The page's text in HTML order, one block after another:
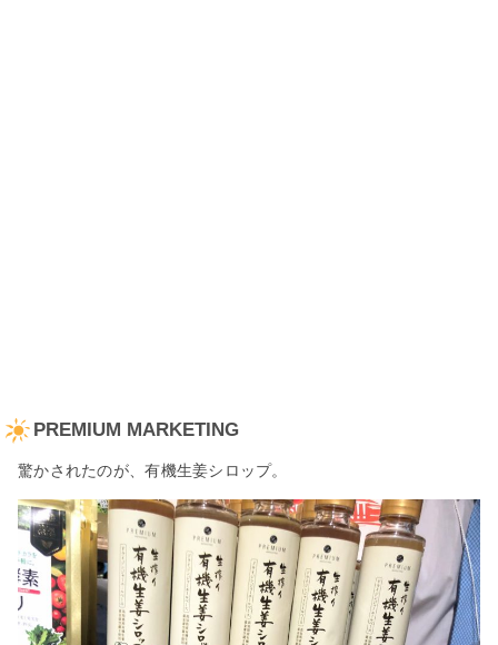
PREMIUM MARKETING
驚かされたのが、有機生姜シロップ。